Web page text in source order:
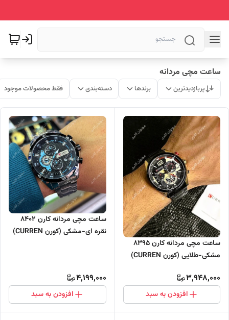
ساعت مچی مردانه
پربازدیدترین برندها دسته‌بندی فقط محصولات موجود
ساعت مچی مردانه کارن 8395
مشکی-طلایی (کورن CURREN)
3,948,000
افزودن به سبد
ساعت مچی مردانه کارن 8402
نقره ای-مشکی (کورن CURREN)
4,199,000
افزودن به سبد